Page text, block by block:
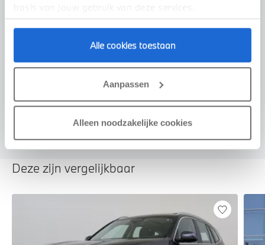
basis van jouw gebruik van deze services.
Alle cookies toestaan
Aanpassen
Alleen noodzakelijke cookies
Voorstel aanvragen
U vertelt meer over uw auto
We verrekenen de waarde van uw auto
Deze zijn vergelijkbaar